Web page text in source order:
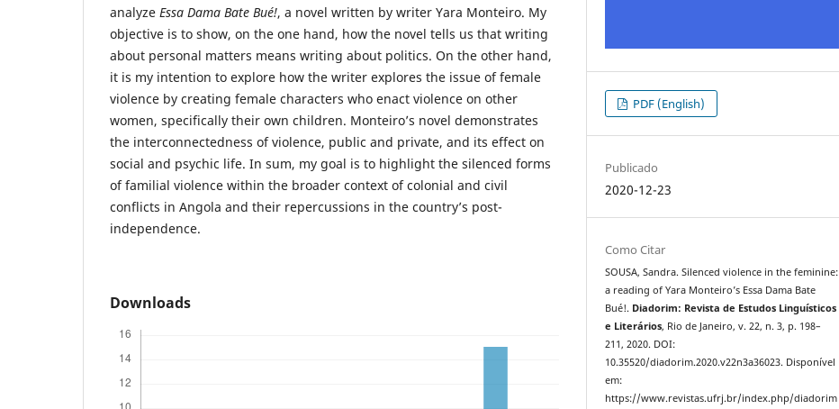
analyze Essa Dama Bate Bué!, a novel written by writer Yara Monteiro. My
objective is to show, on the one hand, how the novel tells us that writing
about personal matters means writing about politics. On the other hand,
it is my intention to explore how the writer explores the issue of female
violence by creating female characters who enact violence on other
women, specifically their own children. Monteiro’s novel demonstrates
the interconnectedness of violence, public and private, and its effect on
social and psychic life. In sum, my goal is to highlight the silenced forms
of familial violence within the broader context of colonial and civil
conflicts in Angola and their repercussions in the country’s post-
independence.
Downloads
PDF (English)
Publicado
2020-12-23
Como Citar
SOUSA, Sandra. Silenced violence in the feminine:
a reading of Yara Monteiro’s Essa Dama Bate
Bué!. Diadorim: Revista de Estudos Linguísticos
e Literários, Rio de Janeiro, v. 22, n. 3, p. 198–
211, 2020. DOI:
10.35520/diadorim.2020.v22n3a36023. Disponível
em:
https://www.revistas.ufrj.br/index.php/diadorim